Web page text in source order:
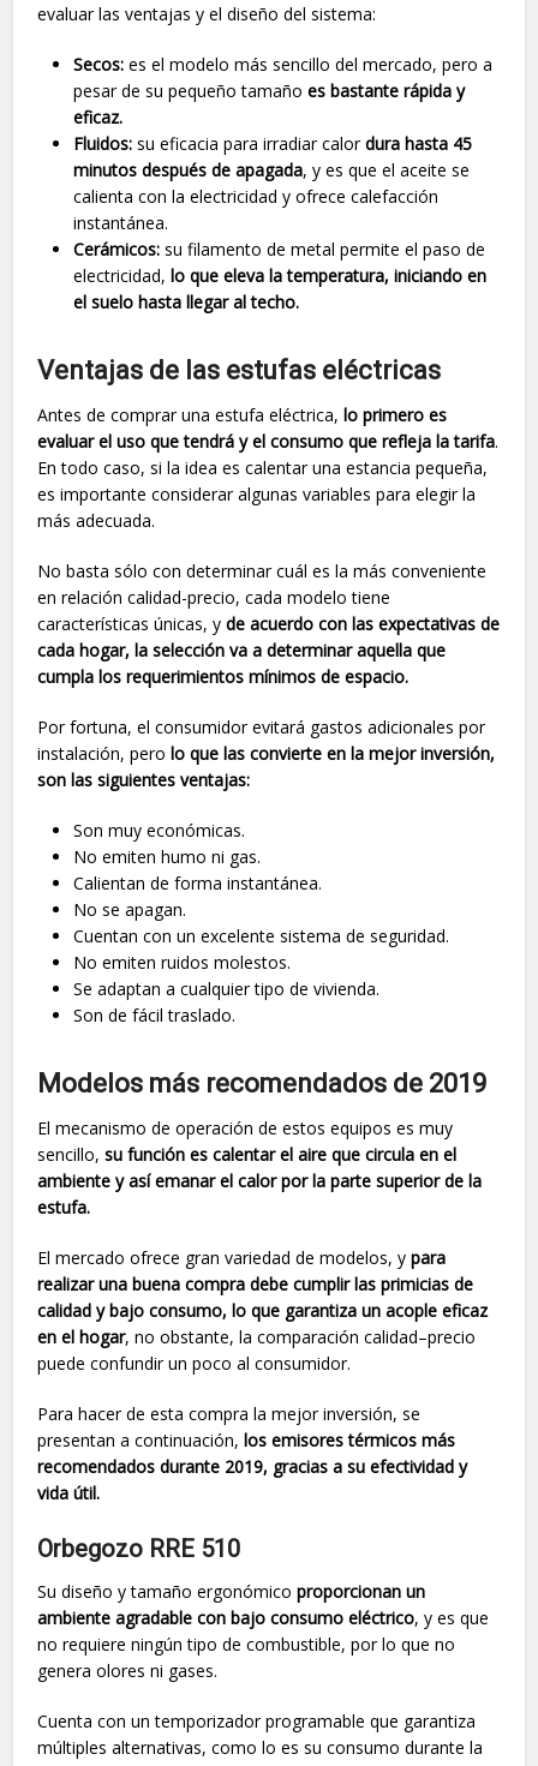
evaluar las ventajas y el diseño del sistema:
Secos: es el modelo más sencillo del mercado, pero a
pesar de su pequeño tamañoes bastante rápida y
eficaz.
Fluidos: su eficacia para irradiar calordura hasta 45
minutos después de apagada, y es que el aceite se
calienta con la electricidad y ofrece calefacción
instantánea.
Cerámicos: su filamento de metal permite el paso de
electricidad, lo que eleva la temperatura, iniciando en
el suelo hasta llegar al techo.
Ventajas de las estufas eléctricas
Antes de comprar una estufa eléctrica,lo primero es
evaluar el uso que tendrá y el consumo que refleja la tarifa.
En todo caso, si la idea es calentar una estancia pequeña,
es importante considerar algunas variables para elegir la
más adecuada.
No basta sólo con determinar cuál es la más conveniente
en relación calidad-precio, cada modelo tiene
características únicas, yde acuerdo con las expectativas de
cada hogar, la selección va a determinar aquella que
cumpla los requerimientos mínimos de espacio.
Por fortuna, el consumidor evitará gastos adicionales por
instalación, perolo que las convierte en la mejor inversión,
son las siguientes ventajas:
Son muy económicas.
No emiten humo ni gas.
Calientan de forma instantánea.
No se apagan.
Cuentan con un excelente sistema de seguridad.
No emiten ruidos molestos.
Se adaptan a cualquier tipo de vivienda.
Son de fácil traslado.
Modelos más recomendados de 2019
El mecanismo de operación de estos equipos es muy
sencillo,su función es calentar el aire que circula en el
ambiente y así emanar el calor por la parte superior de la
estufa.
El mercado ofrece gran variedad de modelos, ypara
realizar una buena compra debe cumplir las primicias de
calidad y bajo consumo, lo que garantiza un acople eficaz
en el hogar, no obstante, la comparación calidad–precio
puede confundir un poco al consumidor.
Para hacer de esta compra la mejor inversión, se
presentan a continuación,los emisores térmicos más
recomendados durante 2019, gracias a su efectividad y
vida útil.
Orbegozo RRE 510
Su diseño y tamaño ergonómicoproporcionan un
ambiente agradable con bajo consumo eléctrico, y es que
no requiere ningún tipo de combustible, por lo que no
genera olores ni gases.
Cuenta con un temporizador programable que garantiza
múltiples alternativas, como lo es su consumo durante la